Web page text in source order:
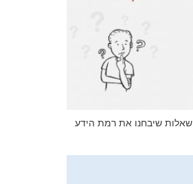
חידון טריוויה קשה – 15 שאלות שיבחנו את רמת הידע